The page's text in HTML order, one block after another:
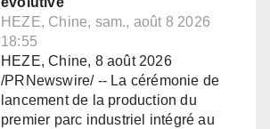
HEZE, Chine, sam., août 8 2026
18:55
HEZE, Chine, 8 août 2026
/PRNewswire/ -- La cérémonie de
lancement de la production du
premier parc industriel intégré au